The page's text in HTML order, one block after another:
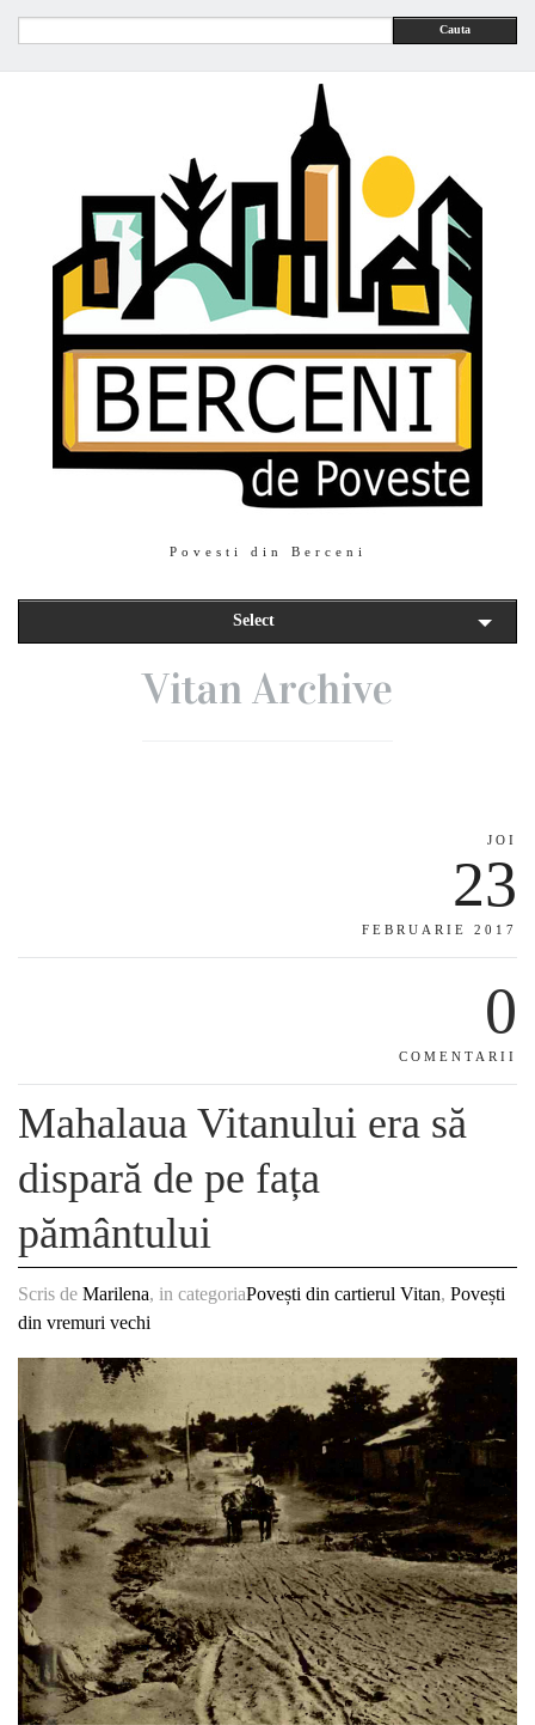
Cauta
Povesti din Berceni
Select
Vitan Archive
JOI
23
FEBRUARIE 2017
0
COMENTARII
Mahalaua Vitanului era să
dispară de pe fața
pământului
Scris de Marilena, in categoriaPovești din cartierul Vitan, Povești
din vremuri vechi